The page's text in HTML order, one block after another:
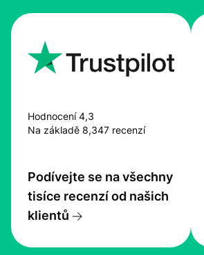
Hodnocení 4,3
Na základě 8,347 recenzí
Podívejte se na všechny
tisíce recenzí od našich
klientů